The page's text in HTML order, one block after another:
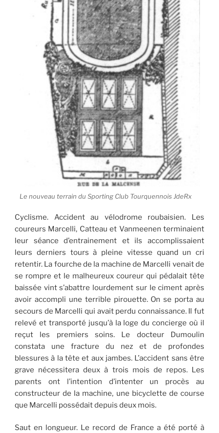
Le nouveau terrain du Sporting Club Tourquennois JdeRx
Cyclisme. Accident au vélodrome roubaisien. Les
coureurs Marcelli, Catteau et Vanmeenen terminaient
leur séance d’entrainement et ils accomplissaient
leurs derniers tours à pleine vitesse quand un cri
retentir. La fourche de la machine de Marcelli venait de
se rompre et le malheureux coureur qui pédalait tête
baissée vint s’abattre lourdement sur le ciment après
avoir accompli une terrible pirouette. On se porta au
secours de Marcelli qui avait perdu connaissance. Il fut
relevé et transporté jusqu’à la loge du concierge où il
reçut les premiers soins. Le docteur Dumoulin
constata une fracture du nez et de profondes
blessures à la tête et aux jambes. L’accident sans être
grave nécessitera deux à trois mois de repos. Les
parents ont l’intention d’intenter un procès au
constructeur de la machine, une bicyclette de course
que Marcelli possédait depuis deux mois.
Saut en longueur. Le record de France a été porté à